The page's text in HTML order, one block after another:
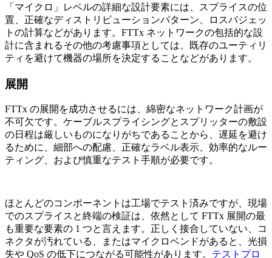
「マイクロ」レベルの詳細な設計要素には、スプライスの位
置、正確なディストリビューションパターン、ロスバジェッ
トの計算などがあります。FTTx ネットワークの包括的な設
計に含まれるその他の考慮事項としては、既存のユーティリ
ティを避けて機器の場所を決定することなどがあります。
展開
FTTx の展開を成功させるには、綿密なネットワーク計画が
不可欠です。ケーブルスプライシングとスプリッターの敷設
の日程は厳しいものになりがちであることから、遅延を避け
るために、細部への配慮、正確なラベル表示、効率的なルー
ティング、および慎重なテスト手順が必要です。
ほとんどのコンポーネントは工場でテスト済みですが、現場
でのスプライスと終端の検証は、依然として FTTx 展開の最
も重要な要素の 1 つと言えます。正しく接合していない、コ
ネクタが汚れている、またはマイクロベンドがあると、光損
失や QoS の低下につながる可能性があります。 テストプロ